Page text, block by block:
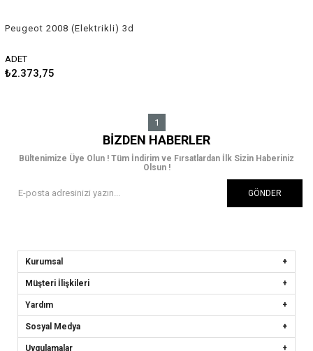
Peugeot 2008 (Elektrikli) 3d
ADET
₺2.373,75
1
BIZDEN HABERLER
Bültenimize Üye Olun ! Tüm İndirim ve Fırsatlardan İlk Sizin Haberiniz
Olsun !
GÖNDER
Kurumsal
Müşteri İlişkileri
Yardım
Sosyal Medya
Uygulamalar